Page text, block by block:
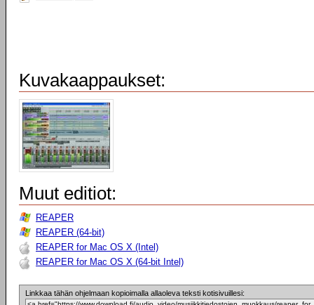
Kuvakaappaukset:
Muut editiot:
REAPER
REAPER (64-bit)
REAPER for Mac OS X (Intel)
REAPER for Mac OS X (64-bit Intel)
Linkkaa tähän ohjelmaan kopioimalla allaoleva teksti kotisivuillesi: